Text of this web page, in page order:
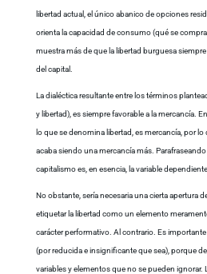
libertad actual, el único abanico de opciones
orienta la capacidad de consumo (qué se
muestra más de que la libertad burguesa
del capital.
La dialéctica resultante entre los términos
y libertad), es siempre favorable a la mercancía.
lo que se denomina libertad, es mercancía, por lo
acaba siendo una mercancía más. Parafraseando
capitalismo es, en esencia, la variable
No obstante, sería necesaria una cierta apertura
etiquetar la libertad como un elemento
carácter performativo. Al contrario. Es
(por reducida e insignificante que sea), porque
variables y elementos que no se pueden ignorar.